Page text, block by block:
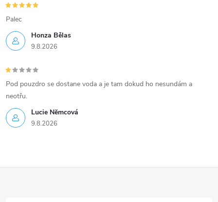
Honza Bělas
9.8.2026
Palec
Lucie Nĕmcová
9.8.2026
Pod pouzdro se dostane voda a je tam dokud ho nesundám a
neotřu.